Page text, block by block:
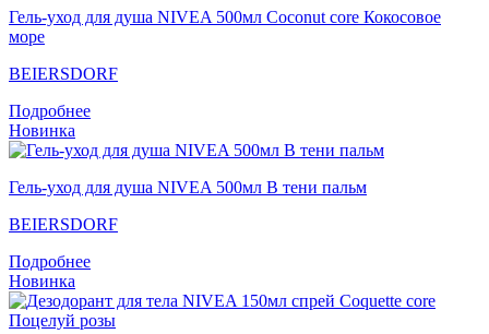
Гель-уход для душа NIVEA 500мл Coconut core Кокосовое
море
BEIERSDORF
Подробнее
Новинка
Гель-уход для душа NIVEA 500мл В тени пальм
BEIERSDORF
Подробнее
Новинка